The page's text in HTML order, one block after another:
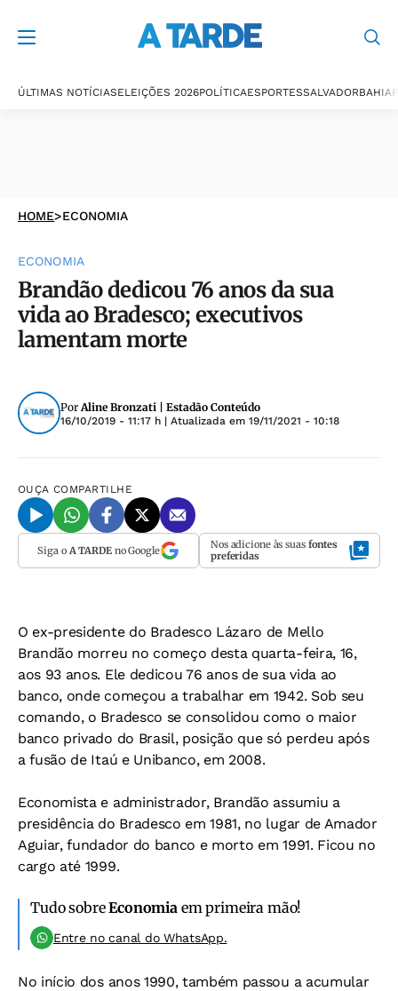
ÚLTIMAS NOTÍCIASELEIÇÕES 2026POLÍTICAESPORTESSALVADORBAHIA
HOME>ECONOMIA
ECONOMIA
Brandão dedicou 76 anos da sua
vida ao Bradesco; executivos
lamentam morte
PorAline Bronzati | Estadão Conteúdo
16/10/2019 - 11:17 h | Atualizada em 19/11/2021 - 10:18
OUÇA COMPARTILHE
Siga o A TARDEno Google Nos adicione às suas fontes
preferidas
O ex-presidente do Bradesco Lázaro de Mello
Brandão morreu no começo desta quarta-feira, 16,
aos 93 anos. Ele dedicou 76 anos de sua vida ao
banco, onde começou a trabalhar em 1942. Sob seu
comando, o Bradesco se consolidou como o maior
banco privado do Brasil, posição que só perdeu após
a fusão de Itaú e Unibanco, em 2008.
Economista e administrador, Brandão assumiu a
presidência do Bradesco em 1981, no lugar de Amador
Aguiar, fundador do banco e morto em 1991. Ficou no
cargo até 1999.
Tudo sobreEconomiaem primeira mão!
Entre no canal do WhatsApp.
No início dos anos 1990, também passou a acumular